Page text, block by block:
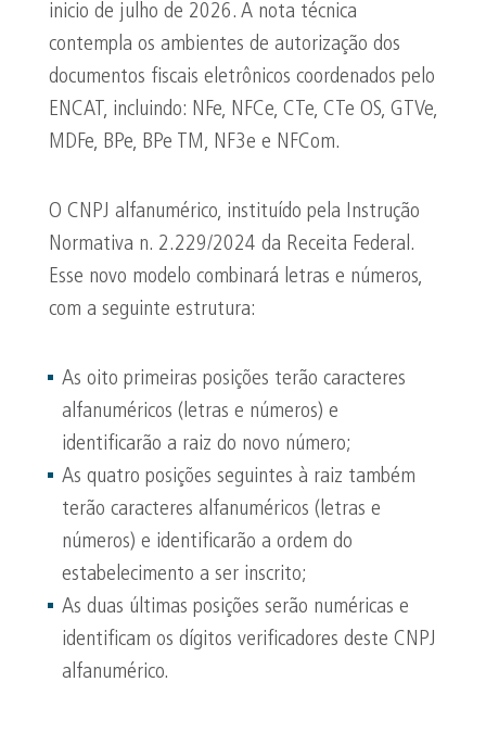
inicio de julho de 2026. A nota técnica
contempla os ambientes de autorização dos
documentos fiscais eletrônicos coordenados pelo
ENCAT, incluindo: NFe, NFCe, CTe, CTe OS, GTVe,
MDFe, BPe, BPe TM, NF3e e NFCom.
O CNPJ alfanumérico, instituído pela Instrução
Normativa n. 2.229/2024 da Receita Federal.
Esse novo modelo combinará letras e números,
com a seguinte estrutura:
As oito primeiras posições terão caracteres
alfanuméricos (letras e números) e
identificarão a raiz do novo número;
As quatro posições seguintes à raiz também
terão caracteres alfanuméricos (letras e
números) e identificarão a ordem do
estabelecimento a ser inscrito;
As duas últimas posições serão numéricas e
identificam os dígitos verificadores deste CNPJ
alfanumérico.